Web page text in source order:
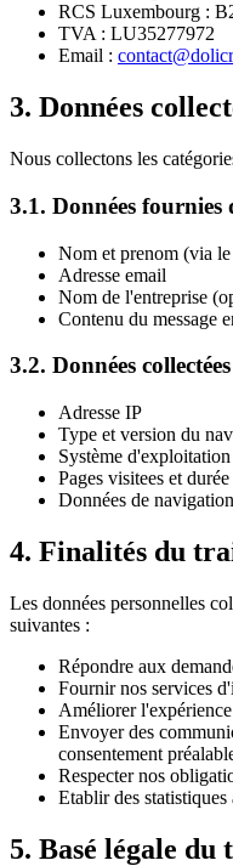
RCS Luxembourg :
TVA : LU35277972
Email :
3. Données
Nous collectons les
3.1. Données
Nom et prenom (via
Adresse email
Nom de l'entreprise
Contenu du message
3.2. Données
Adresse IP
Type et version du
Système d'exploitation
Pages visitees et
Données de
4. Finalités du
Les données personnelles
suivantes :
Répondre aux
Fournir nos services
Améliorer
Envoyer des
consentement
Respecter nos
Etablir des
5. Basé légale